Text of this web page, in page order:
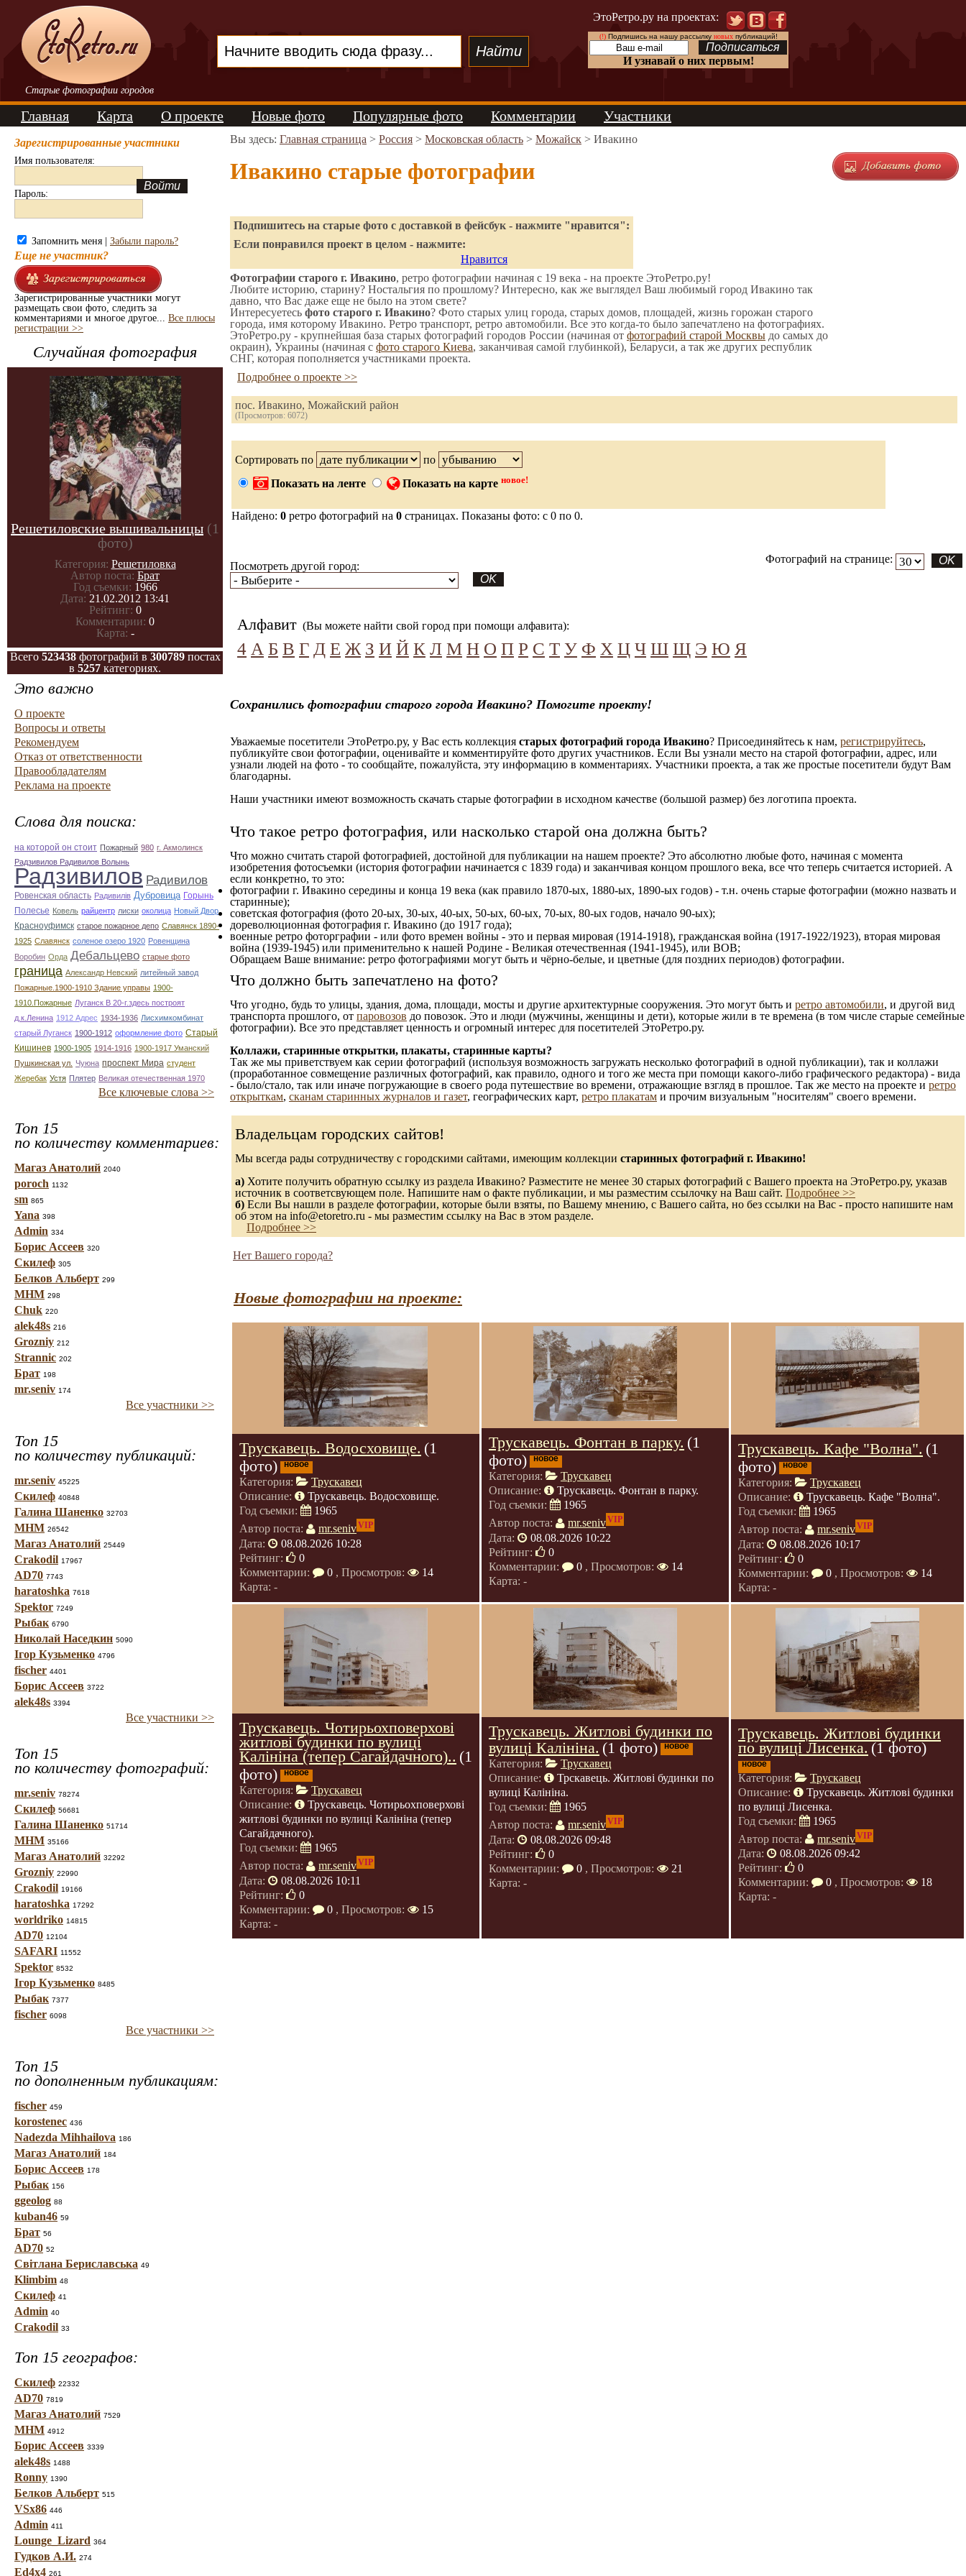
Старые фотографии городов
ЭтоРетро.ру на проектах:
(!)Подпишись на нашу рассылку новыхпубликаций!
И узнавай о них первым!
Главная Карта О проекте Новые фото Популярные фото Комментарии Участники
Зарегистрированные участники
Имя пользователя:
Пароль:
Запомнить меня | Забыли пароль?
Еще не участник?
Зарегистрированные участники могут
размещать свои фото, следить за
комментариями и многое другое... Все плюсы
регистрации >>
Случайная фотография
Решетиловские вышивальницы (1
фото)
Категория: Решетиловка
Автор поста: Брат
Год съемки: 1966
Дата: 21.02.2012 13:41
Рейтинг: 0
Комментарии: 0
Карта: -
Всего 523438фотографий в 300789постах
в 5257 категориях.
Это важно
О проекте
Вопросы и ответы
Рекомендуем
Отказ от ответственности
Правообладателям
Реклама на проекте
Слова для поиска:
на которой он стоит Пожарный 980 г. Акмолинск
Радзивилов Радивилов Волынь
Радзивилов Радивилов
Ровенская область Радивилiв Дубровица Горынь
Полесье Ковель райцентр лиски околица Новый Двор
Красноуфимск старое пожарное депо Славянск 1890-
1925 Славянск соленое озеро 1920 Ровенщина
Воробин Орда Дебальцево старые фото
граница Александр Невский литейный завод
Пожарные.1900-1910 Здание управы 1900-
1910.Пожарные Луганск В 20-г.здесь построят
д.к.Ленина 1912 Адрес 1934-1936 Лисхимкомбинат
старый Луганск 1900-1912 оформление фото Старый
Кишинев 1900-1905 1914-1916 1900-1917 Уманский
Пушкинская ул.
Чуюна проспект Мира студент
Жеребак Устя Плятер Великая отечественная 1970
Все ключевые слова >>
Топ 15
по количеству комментариев:
Магаз Анатолий 2040
poroch 1132
sm 865
Yana 398
Admin 334
Борис Ассеев 320
Скилеф 305
Белков Альберт 299
МНМ 298
Chuk 220
alek48s 216
Grozniy 212
Strannic 202
Брат 198
mr.seniv 174
Все участники >>
Топ 15
по количеству публикаций:
mr.seniv 45225
Скилеф 40848
Галина Шаненко 32703
МНМ 26542
Магаз Анатолий 25449
Crakodil 17967
AD70 7743
haratoshka 7618
Spektor 7249
Рыбак 6790
Николай Наседкин 5090
Ігор Кузьменко 4796
fischer 4401
Борис Ассеев 3722
alek48s 3394
Все участники >>
Топ 15
по количеству фотографий:
mr.seniv 78274
Скилеф 56681
Галина Шаненко 51714
МНМ 35166
Магаз Анатолий 32292
Grozniy 22990
Crakodil 19166
haratoshka 17292
worldriko 14815
AD70 12104
SAFARI 11552
Spektor 8532
Ігор Кузьменко 8485
Рыбак 7377
fischer 6098
Все участники >>
Топ 15
по дополненным публикациям:
fischer 459
korostenec 436
Nadezda Mihhailova 186
Магаз Анатолий 184
Борис Ассеев 178
Рыбак 156
ggeolog 88
kuban46 59
Брат 56
AD70 52
Світлана Бериславська 49
Klimbim 48
Скилеф 41
Admin 40
Crakodil 33
Топ 15 географов:
Скилеф 22332
AD70 7819
Магаз Анатолий 7529
МНМ 4912
Борис Ассеев 3339
alek48s 1488
Ronny 1390
Белков Альберт 515
VSx86 446
Admin 411
Lounge_Lizard 364
Гудков А.И. 274
Ed4x4 261
Вы здесь: Главная страница > Россия > Московская область > Можайск > Ивакино
Ивакино старые фотографии
Подпишитесь на старые фото с доставкой в фейсбук - нажмите "нравится":
Если понравился проект в целом - нажмите:
Нравится
Фотографии старого г. Ивакино, ретро фотографии начиная с 19 века - на проекте ЭтоРетро.ру!
Любите историю, старину? Ностальгия по прошлому? Интересно, как же выглядел Ваш любимый город Ивакино так
давно, что Вас даже еще не было на этом свете?
Интересуетесь фото старого г. Ивакино? Фото старых улиц города, старых домов, площадей, жизнь горожан старого
города, имя которому Ивакино. Ретро транспорт, ретро автомобили. Все это когда-то было запечатлено на фотографиях.
ЭтоРетро.ру - крупнейшая база старых фотографий городов России (начиная от фотографий старой Москвы до самых до
окраин), Украины (начиная с фото старого Киева, заканчивая самой глубинкой), Беларуси, а так же других республик
СНГ, которая пополняется участниками проекта.
Подробнее о проекте >>
пос. Ивакино, Можайский район
(Просмотров: 6072)
Сортировать по
по
Показать на ленте
Показать на карте новое!
Найдено: 0 ретро фотографий на 0 страницах. Показаны фото: с 0 по 0.
Посмотреть другой город:
Фотографий на странице:
Алфавит (Вы можете найти свой город при помощи алфавита):
4 А Б В Г Д Е Ж З И Й К Л М Н О П Р С Т У Ф Х Ц Ч Ш Щ Э Ю Я
Сохранились фотографии старого города Ивакино? Помогите проекту!
Уважаемые посетители ЭтоРетро.ру, у Вас есть коллекция старых фотографий города Ивакино? Присоединяйтесь к нам, регистрируйтесь,
публикуйте свои фотографии, оценивайте и комментируйте фото других участников. Если Вы узнали место на старой фотографии, адрес, или
узнали людей на фото - то сообщайте, пожалуйста, эту информацию в комментариях. Участники проекта, а так же простые посетители будут Вам
благодарны.
Наши участники имеют возможность скачать старые фотографии в исходном качестве (большой размер) без логотипа проекта.
Что такое ретро фотография, или насколько старой она должна быть?
Что можно считать старой фотографией, достойной для публикации на нашем проекте? Это абсолютно любые фото, начиная c момента
изобретения фотосъемки (история фотографии начинается с 1839 года) и заканчивая концом прошлого века, все что теперь считается историей. А
если конкретно, то это:
фотографии г. Ивакино середины и конца 19 века (как правило 1870-ых, 1880-ых, 1890-ых годов) - т.н. очень старые фотографии (можно назвать и
старинные);
советская фотография (фото 20-ых, 30-ых, 40-ых, 50-ых, 60-ых, 70-ых, 80-ых годов, начало 90-ых);
дореволюционная фотография г. Ивакино (до 1917 года);
военные ретро фоторграфии - или фото времен войны - это и первая мировая (1914-1918), гражданская война (1917-1922/1923), вторая мировая
война (1939-1945) или применительно к нашей Родине - Великая отечественная (1941-1945), или ВОВ;
Обращаем Ваше внимание: ретро фотографиями могут быть и чёрно-белые, и цветные (для поздних периодов) фотографии.
Что должно быть запечатлено на фото?
Что угодно, будь то улицы, здания, дома, площади, мосты и другие архитектурные сооружения. Это могут быть и ретро автомобили, и другой вид
транспорта прошлого, от паровозов до повозок. Это и люди (мужчины, женщины и дети), которые жили в те времена (в том числе старые семейные
фотографии). Все это представляет ценность и огромный интерес для посетителей ЭтоРетро.ру.
Коллажи, старинные открытки, плакаты, старинные карты?
Так же мы приветствуем как серии фотографий (используя возможность загружать несколько фотографий в одной публикации), так и коллажи
(проработанное совмещение различных фотографий, как правило, одного и того же места при помощи какого-либо графического редактора) - вида
- было/стало, так или иначе погружающие в своего рода путешествие во времени, отражающие взгляд в прошлое. Так же место на проекте и ретро
открыткам, сканам старинных журналов и газет, географических карт, ретро плакатам и прочим визуальным "носителям" своего времени.
Владельцам городских сайтов!
Мы всегда рады сотрудничеству с городскими сайтами, имеющим коллекции старинных фотографий г. Ивакино!
а) Хотите получить обратную ссылку из раздела Ивакино? Разместите не менее 30 старых фотографий с Вашего проекта на ЭтоРетро.ру, указав
источник в соответсвующем поле. Напишите нам о факте публикации, и мы разместим ссылочку на Ваш сайт. Подробнее >>
б) Если Вы нашли в разделе фотографии, которые были взяты, по Вашему мнению, с Вашего сайта, но без ссылки на Вас - просто напишите нам
об этом на info@etoretro.ru - мы разместим ссылку на Вас в этом разделе.
Подробнее >>
Нет Вашего города?
Новые фотографии на проекте:
Трускавець. Водосховище. (1
фото)
новое
Категория:
Трускавец
Описание:
Трускавець. Водосховище.
Год съемки:
1965
Автор поста:
mr.senivVIP
Дата:
08.08.2026 10:28
Рейтинг:
0
Комментарии:
0 , Просмотров:
14
Карта: -
Трускавець. Фонтан в парку. (1
фото)
новое
Категория:
Трускавец
Описание:
Трускавець. Фонтан в парку.
Год съемки:
1965
Автор поста:
mr.senivVIP
Дата:
08.08.2026 10:22
Рейтинг:
0
Комментарии:
0 , Просмотров:
14
Карта: -
Трускавець. Кафе "Волна". (1
фото)
новое
Категория:
Трускавец
Описание:
Трускавець. Кафе "Волна".
Год съемки:
1965
Автор поста:
mr.senivVIP
Дата:
08.08.2026 10:17
Рейтинг:
0
Комментарии:
0 , Просмотров:
14
Карта: -
Трускавець. Чотирьохповерхові
житлові будинки по вулиці
Калініна (тепер Сагайдачного).. (1
фото)
новое
Категория:
Трускавец
Описание:
Трускавець. Чотирьохповерхові
житлові будинки по вулиці Калініна (тепер
Сагайдачного).
Год съемки:
1965
Автор поста:
mr.senivVIP
Дата:
08.08.2026 10:11
Рейтинг:
0
Комментарии:
0 , Просмотров:
15
Карта: -
Трускавець. Житлові будинки по
вулиці Калініна. (1 фото) новое
Категория:
Трускавец
Описание:
Трскавець. Житлові будинки по
вулиці Калініна.
Год съемки:
1965
Автор поста:
mr.senivVIP
Дата:
08.08.2026 09:48
Рейтинг:
0
Комментарии:
0 , Просмотров:
21
Карта: -
Трускавець. Житлові будинки
по вулиці Лисенка.(1 фото)
новое
Категория:
Трускавец
Описание:
Трускавець. Житлові будинки
по вулиці Лисенка.
Год съемки:
1965
Автор поста:
mr.senivVIP
Дата:
08.08.2026 09:42
Рейтинг:
0
Комментарии:
0 , Просмотров:
18
Карта: -